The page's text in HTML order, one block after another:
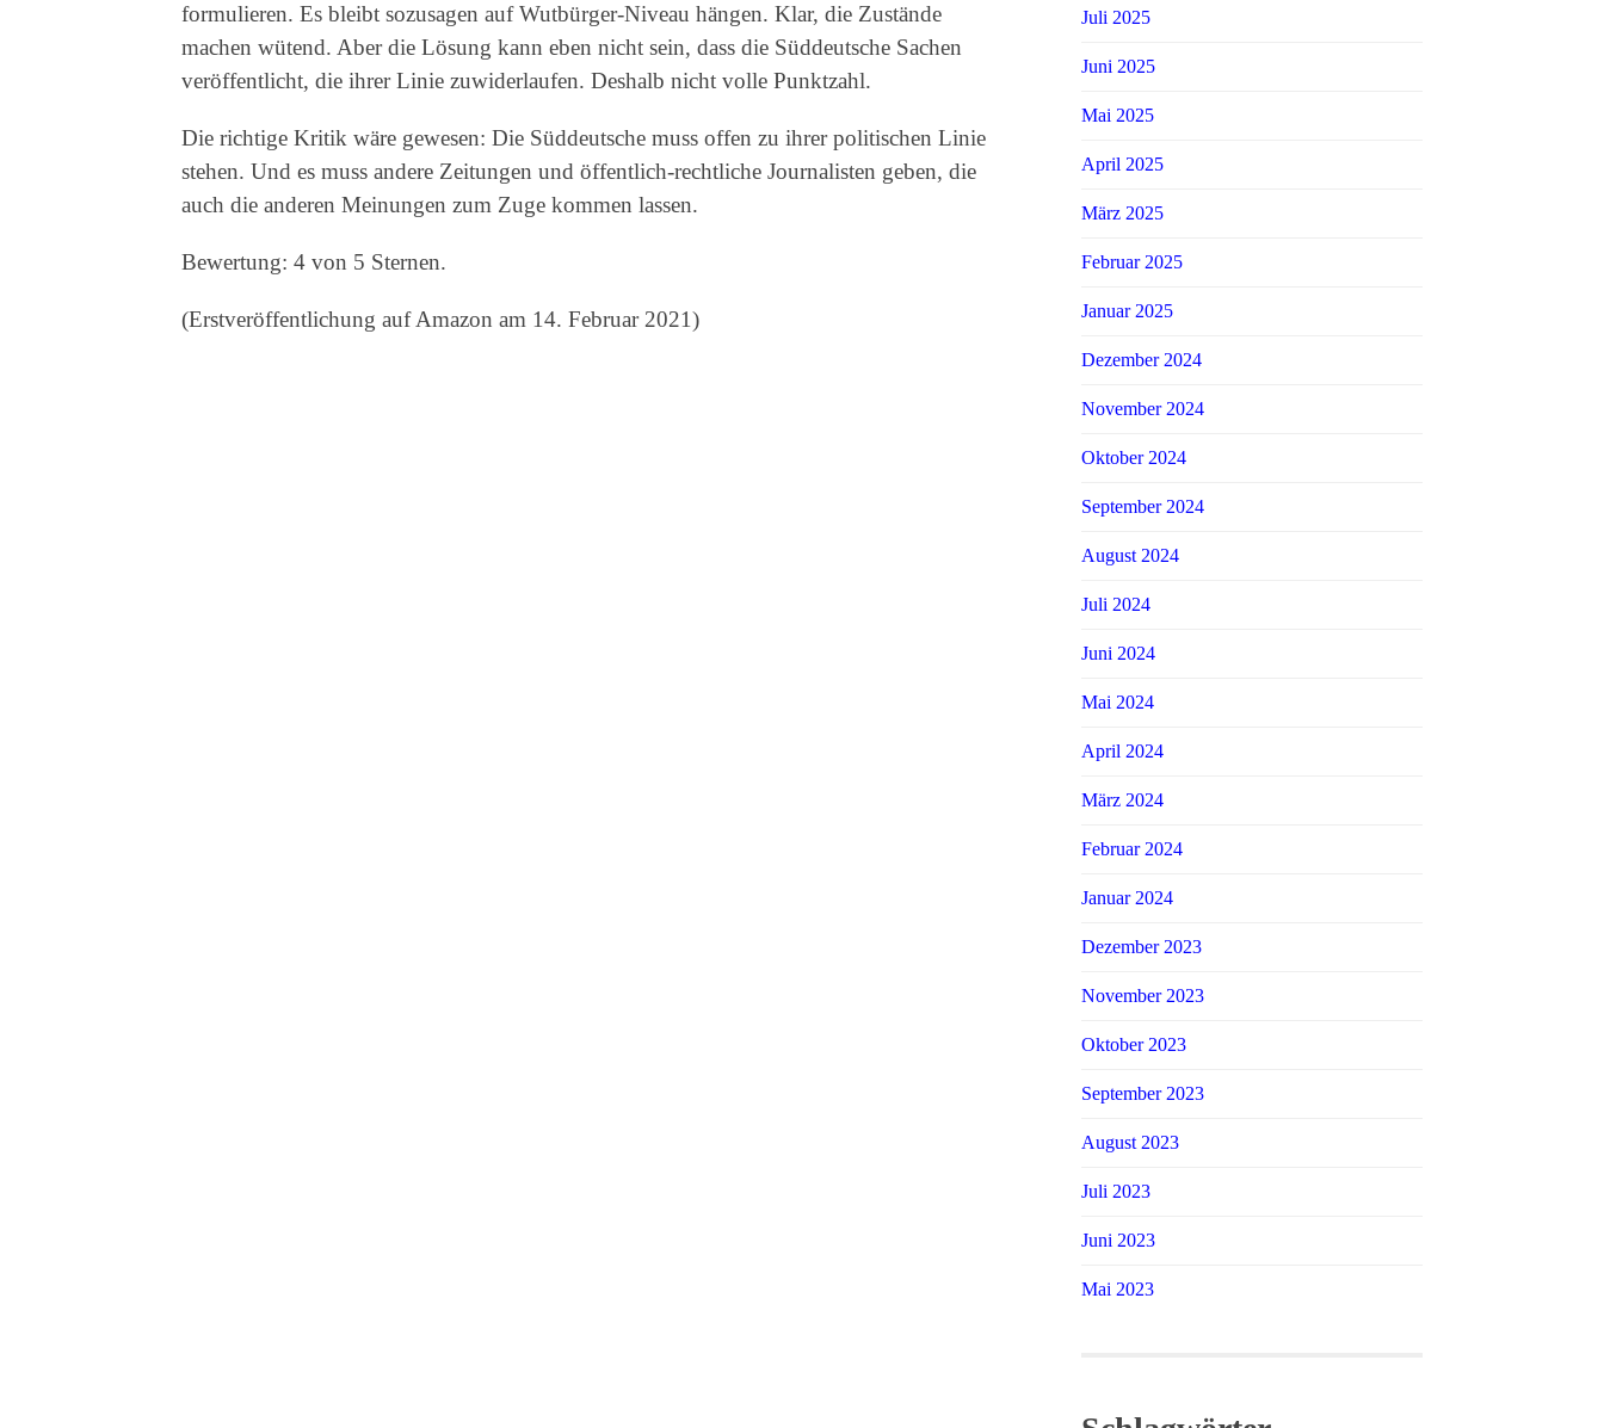
formulieren. Es bleibt sozusagen auf Wutbürger-Niveau hängen. Klar, die Zustände
machen wütend. Aber die Lösung kann eben nicht sein, dass die Süddeutsche Sachen
veröffentlicht, die ihrer Linie zuwiderlaufen. Deshalb nicht volle Punktzahl.
Die richtige Kritik wäre gewesen: Die Süddeutsche muss offen zu ihrer politischen Linie
stehen. Und es muss andere Zeitungen und öffentlich-rechtliche Journalisten geben, die
auch die anderen Meinungen zum Zuge kommen lassen.
Bewertung: 4 von 5 Sternen.
(Erstveröffentlichung auf Amazon am 14. Februar 2021)
Juli 2025
Juni 2025
Mai 2025
April 2025
März 2025
Februar 2025
Januar 2025
Dezember 2024
November 2024
Oktober 2024
September 2024
August 2024
Juli 2024
Juni 2024
Mai 2024
April 2024
März 2024
Februar 2024
Januar 2024
Dezember 2023
November 2023
Oktober 2023
September 2023
August 2023
Juli 2023
Juni 2023
Mai 2023